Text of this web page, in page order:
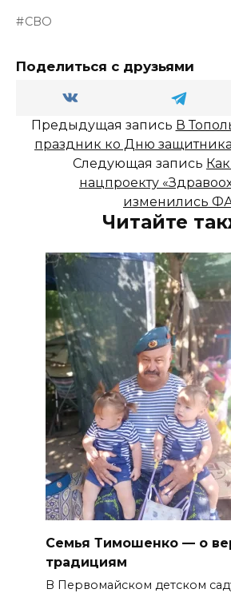
СВО
Поделиться с друзьями
Предыдущая запись В
праздник ко Дню защитника
Следующая запись
нацпроекту
изменились
Читайте
Семья Тимошенко — о
традициям
В Первомайском детском